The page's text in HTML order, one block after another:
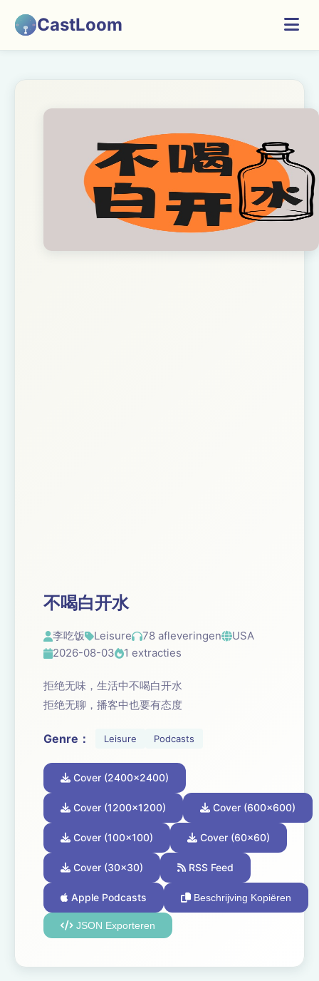
CastLoom
不喝白开水
李吃饭 Leisure 78 afleveringen
USA
2026-08-03
1 extracties
拒绝无味，生活中不喝白开水
拒绝无聊，播客中也要有态度
Genre： Leisure Podcasts
Cover (2400x2400)
Cover (1200x1200) Cover (600x600)
Cover (100x100) Cover (60x60)
Cover (30x30) RSS Feed
Apple Podcasts Beschrijving Kopiëren
JSON Exporteren